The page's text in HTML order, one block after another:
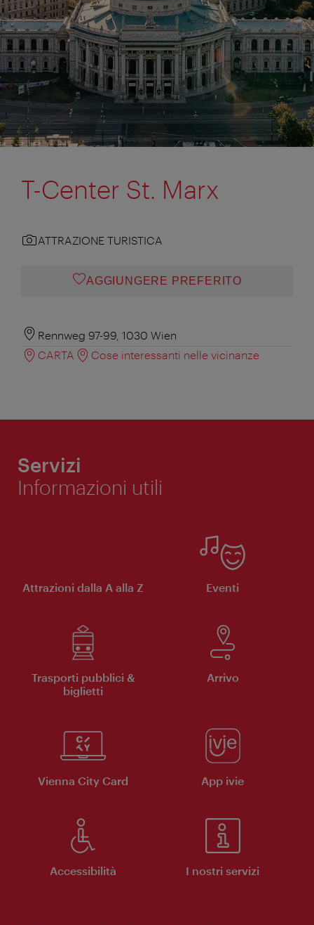
T-Center St. Marx
ATTRAZIONE TURISTICA
AGGIUNGERE PREFERITO
Rennweg 97-99, 1030 Wien
CARTA
Cose interessanti nelle vicinanze
Servizi
Informazioni utili
Attrazioni dalla A alla Z Eventi
Trasporti pubblici &
biglietti
Arrivo
Vienna City Card App ivie
Accessibilità I nostri servizi